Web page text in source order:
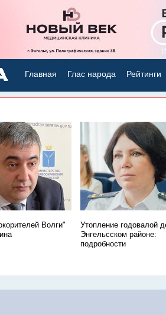
Главная Глас народа Рейтинги
Волги"
Утопление годовалой
Энгельсском районе:
подробности